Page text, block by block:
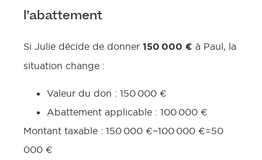
l’abattement
Si Julie décide de donner 150 000 € à Paul, la
situation change :
Valeur du don : 150 000 €
Abattement applicable : 100 000 €
Montant taxable : 150 000 €−100 000 €=50
000 €